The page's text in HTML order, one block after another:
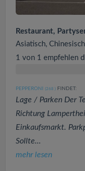
Restaurant,
Asiatisch,
1 von 1 empfehlen
PEPPERONI (268 ) FINDET:
Lage / Parken Der
Richtung
Einkaufsmarkt.
Sollte...
mehr lesen